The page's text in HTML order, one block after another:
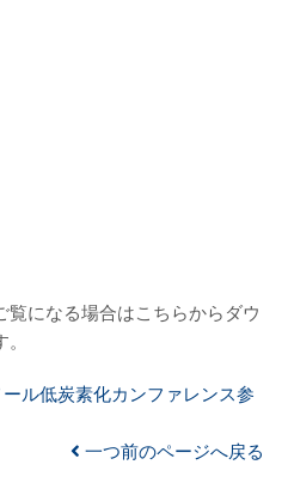
覧になる場合はこちらからダウ
ル低炭素化カンファレンス参
一つ前のページへ戻る